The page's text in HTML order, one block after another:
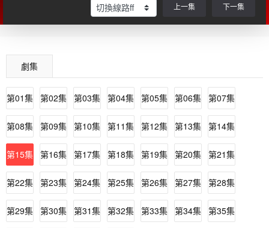
上一集 下一集
劇集
第01集 第02集 第03集 第04集 第05集 第06集 第07集
第08集 第09集 第10集 第11集 第12集 第13集 第14集
第15集 第16集 第17集 第18集 第19集 第20集 第21集
第22集 第23集 第24集 第25集 第26集 第27集 第28集
第29集 第30集 第31集 第32集 第33集 第34集 第35集